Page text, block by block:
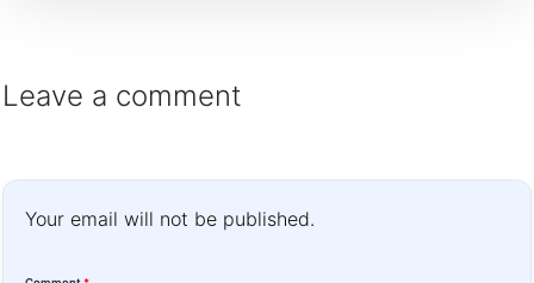
Leave a comment
Your email will not be published.